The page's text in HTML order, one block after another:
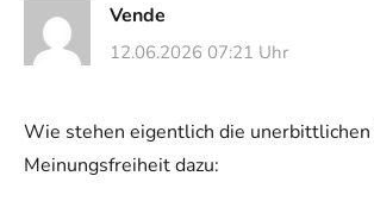
Vende
12.06.2026 07:21 Uhr
Wie stehen eigentlich die
Meinungsfreiheit dazu: